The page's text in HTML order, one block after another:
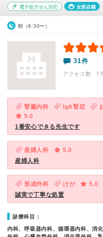
電子処方せん対応 女医在籍
朝（8:30〜）
31件
アクセス数 7
腎臓内科 IgA腎症
5.0
1番安心できる先生です
産婦人科
5.0
産婦人科
形成外科 けが
5.0
誠実で丁寧な処置
診療科目：
内科、呼吸器内科、循環器内科、消